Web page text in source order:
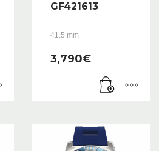
GF421613
41.5 mm
3,790€